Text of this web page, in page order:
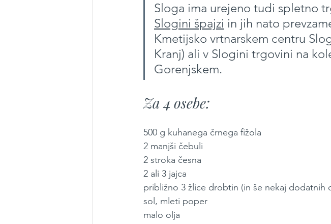
Sloga ima urejeno tudi spletno
Slogini špajzi in jih nato
Kmetijsko vrtnarskem centru
Kranj) ali v Slogini trgovini na
Gorenjskem.
Za 4 osebe:
500 g kuhanega črnega fižola
2 manjši čebuli
2 stroka česna
2 ali 3 jajca
približno 3 žlice drobtin (in še nekaj
sol, mleti poper
malo olja